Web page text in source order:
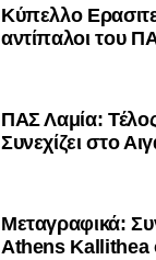
Κύπελλο
αντίπαλοι του
ΠΑΣ Λαμία:
Συνεχίζει στο
Mεταγραφικά:
Athens Kallithea